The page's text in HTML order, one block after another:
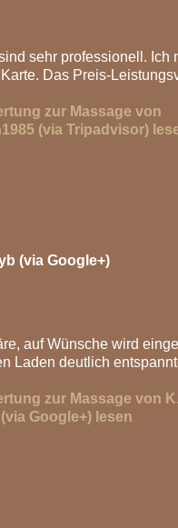
sehr professionell. Ich
Das Preis-
zur Massage von
(via Tripadvisor)
(via Google+)
auf Wünsche wird
Laden deutlich
zur Massage von K.
Google+) lesen